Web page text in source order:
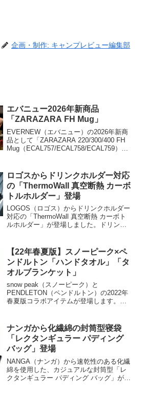
企画・制作: キャンプレビュー編集部
エバニュー2026年新商品
「ZARAZARA FH Mug」
EVERNEW（エバニュー）の2026年新商
品として「ZARAZARA 220/300/400 FH
Mug（ECAL757/ECAL758/ECAL759）」
ン製シングルウォールマグで、収納しや
すいフォールディングハンドル付きで
す。詳細をレビューします。
ロゴスからドリンクホルダー対応
の「ThermoWall 真空断熱 カーボ
トルホルダー」登場
LOGOS（ロゴス）からドリンクホルダー
対応の「ThermoWall 真空断熱 カーボト
ルホルダー」が登場しました。ドリンク
ダーで、600mlペットボトルがぴったり収
まり、温度をしっかりキープします。詳
細をレビューします。
【22年春夏版】スノーピーク×ペ
ンドルトン「ハンドタオル」「タ
オルブランケット」
snow peak（スノーピーク）と
PENDLETON（ペンドルトン）の2022年
春夏版コラボアイテムが登場します。
た。2022年6月4日まで予約受付していま
す。詳細をレビューします。
ナンガから化繊綿の封筒型寝袋
「レクタンギュラー パディング
バッグ」登場
NANGA（ナンガ）から速乾性のある化繊
綿を使用した、カジュアルな封筒型「レ
クタンギュラー パディング バッグ」が登